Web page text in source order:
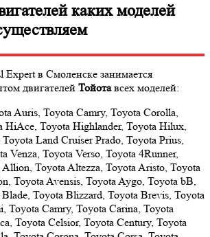
каких моделей
Expert в Смоленске занимается
двигателей Тойотавсех моделей:
Auris, Toyota Camry, Toyota Corolla,
HiAce, Toyota Highlander, Toyota Hilux,
Land Cruiser Prado, Toyota Prius,
Venza, Toyota Verso, Toyota 4Runner,
Toyota Altezza, Toyota Aristo, Toyota
Toyota Avensis, Toyota Aygo, Toyota bB,
Toyota Blizzard, Toyota Brevis, Toyota
Toyota Camry, Toyota Carina, Toyota
Toyota Celsior, Toyota Century, Toyota